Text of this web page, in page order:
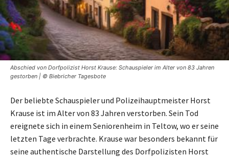
Abschied von Dorfpolizist Horst Krause: Schauspieler im Alter von 83 Jahren
gestorben | © Biebricher Tagesbote
Der beliebte Schauspieler und Polizeihauptmeister Horst
Krause ist im Alter von 83 Jahren verstorben. Sein Tod
ereignete sich in einem Seniorenheim in Teltow, wo er seine
letzten Tage verbrachte. Krause war besonders bekannt für
seine authentische Darstellung des Dorfpolizisten Horst